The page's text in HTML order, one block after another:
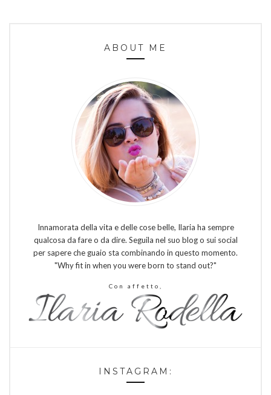
ABOUT ME
Innamorata della vita e delle cose belle, Ilaria ha sempre
qualcosa da fare o da dire. Seguila nel suo blog o sui social
per sapere che guaio sta combinando in questo momento.
"Why fit in when you were born to stand out?"
Con affetto,
INSTAGRAM: